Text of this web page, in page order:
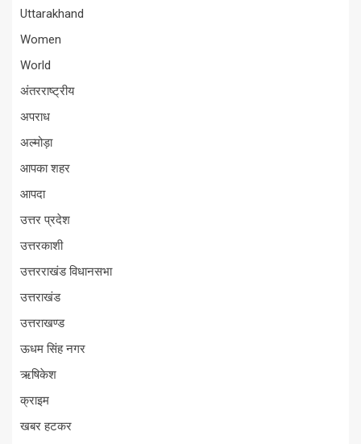
Uttarakhand
Women
World
अंतरराष्ट्रीय
अपराध
अल्मोड़ा
आपका शहर
आपदा
उत्तर प्रदेश
उत्तरकाशी
उत्तरराखंड विधानसभा
उत्तराखंड
उत्तराखण्ड
ऊधम सिंह नगर
ऋषिकेश
क्राइम
खबर हटकर